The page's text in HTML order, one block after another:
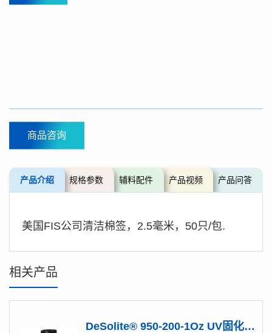
商品咨询
产品介绍 规格参数 辅料配件 产品视频 产品问答
美国FIS公司清洁棉签，2.5毫米，50只/包.
相关产品
DeSolite® 950-200-1Oz UV固化光纤涂覆胶水